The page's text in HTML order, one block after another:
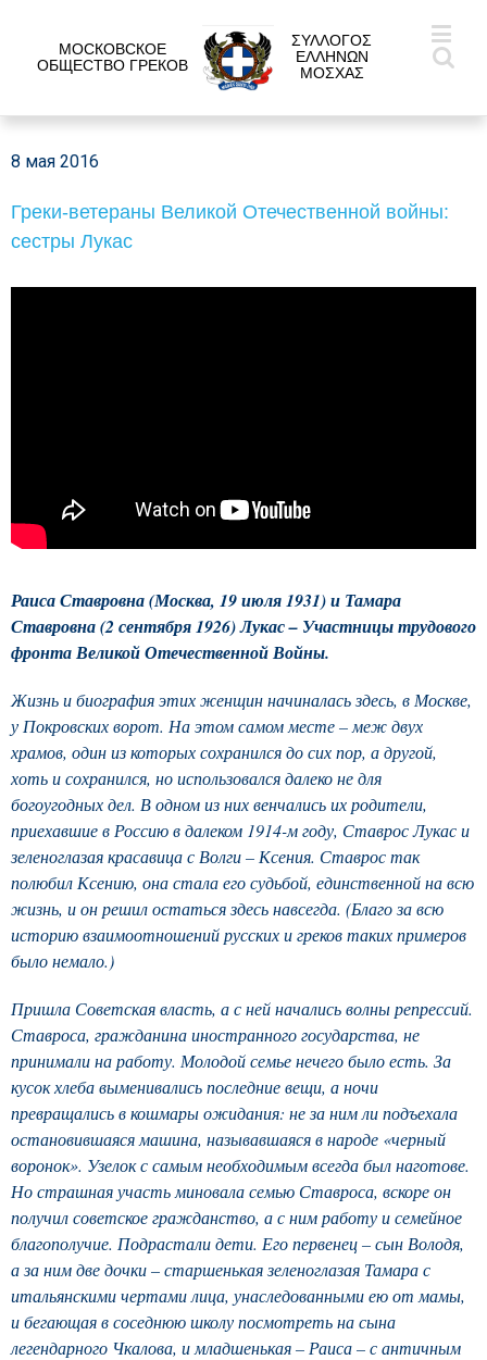
МОСКОВСКОЕ
ОБЩЕСТВО ГРЕКОВ
ΣΥΛΛΟΓΟΣ
ΕΛΛΗΝΩΝ
ΜΟΣΧΑΣ
8 мая 2016
Греки-ветераны Великой Отечественной войны:
сестры Лукас
Раиса Ставровна (Москва, 19 июля 1931) и Тамара
Ставровна (2 сентября 1926) Лукас – Участницы трудового
фронта Великой Отечественной Войны.
Жизнь и биография этих женщин начиналась здесь, в Москве,
у Покровских ворот. На этом самом месте – меж двух
храмов, один из которых сохранился до сих пор, а другой,
хоть и сохранился, но использовался далеко не для
богоугодных дел. В одном из них венчались их родители,
приехавшие в Россию в далеком 1914-м году, Ставрос Лукас и
зеленоглазая красавица с Волги – Ксения. Ставрос так
полюбил Ксению, она стала его судьбой, единственной на всю
жизнь, и он решил остаться здесь навсегда. (Благо за всю
историю взаимоотношений русских и греков таких примеров
было немало.)
Пришла Советская власть, а с ней начались волны репрессий.
Ставроса, гражданина иностранного государства, не
принимали на работу. Молодой семье нечего было есть. За
кусок хлеба выменивались последние вещи, а ночи
превращались в кошмары ожидания: не за ним ли подъехала
остановившаяся машина, называвшаяся в народе «черный
воронок». Узелок с самым необходимым всегда был наготове.
Но страшная участь миновала семью Ставроса, вскоре он
получил советское гражданство, а с ним работу и семейное
благополучие. Подрастали дети. Его первенец – сын Володя,
а за ним две дочки – старшенькая зеленоглазая Тамара с
итальянскими чертами лица, унаследованными ею от мамы,
и бегающая в соседнюю школу посмотреть на сына
легендарного Чкалова, и младшенькая – Раиса – с античным